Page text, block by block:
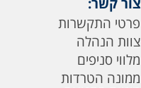
פרטי התקשרות
צוות הנהלה
מלווי סניפים
ממונה הטרדות